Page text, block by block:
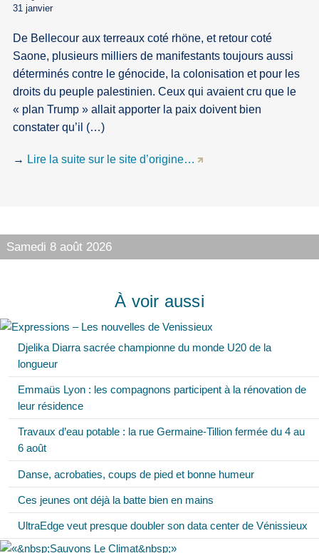
31 janvier
De Bellecour aux terreaux coté rhöne, et retour coté
Saone, plusieurs milliers de manifestants toujours aussi
déterminés contre le génocide, la colonisation et pour les
droits du peuple palestinien. Ceux qui avaient cru que le
« plan Trump » allait apporter la paix doivent bien
constater qu’il (…)
→ Lire la suite sur le site d’origine…
Samedi 8 août 2026
À voir aussi
Djelika Diarra sacrée championne du monde U20 de la
longueur
Emmaüs Lyon : les compagnons participent à la rénovation de
leur résidence
Travaux d’eau potable : la rue Germaine-Tillion fermée du 4 au
6 août
Danse, acrobaties, coups de pied et bonne humeur
Ces jeunes ont déjà la batte bien en mains
UltraEdge veut presque doubler son data center de Vénissieux